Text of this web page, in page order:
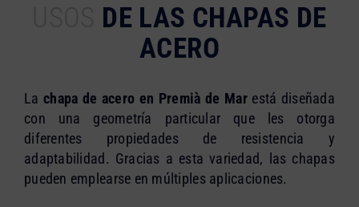
DE LAS CHAPAS DE
ACERO
Lachapa de acero en Premià de Marestá diseñada
con una geometría particular que les otorga
diferentes propiedades de resistencia y
adaptabilidad. Gracias a esta variedad, las chapas
pueden emplearse en múltiples aplicaciones.